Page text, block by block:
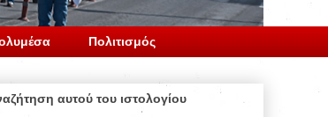
Πολιτισμός
αυτού του ιστολογίου